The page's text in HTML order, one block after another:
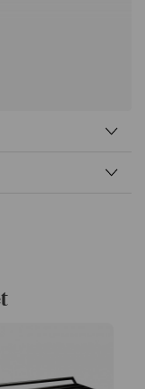
mikä tekee
vuodesta